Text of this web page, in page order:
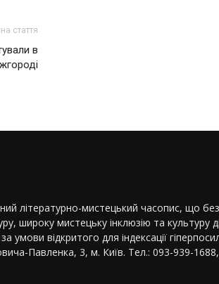
стаття
в
літературно-мистецький часопис, що
широку мистецьку інклюзію та культуру
умови відкритого для індексації
Павленка, 3, м. Київ. Тел.: 093-939-